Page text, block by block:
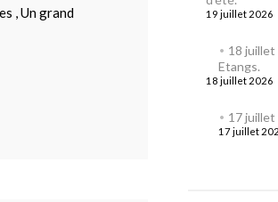
, Un grand
19 juillet 2026
18 juillet
Etangs.
18 juillet 2026
17 juillet
17 juillet